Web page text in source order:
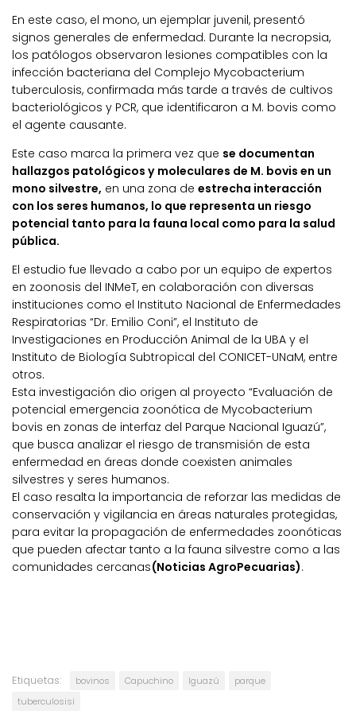
En este caso, el mono, un ejemplar juvenil, presentó
signos generales de enfermedad. Durante la necropsia,
los patólogos observaron lesiones compatibles con la
infección bacteriana del Complejo Mycobacterium
tuberculosis, confirmada más tarde a través de cultivos
bacteriológicos y PCR, que identificaron a M. bovis como
el agente causante.
Este caso marca la primera vez que se documentan
hallazgos patológicos y moleculares de M. bovis en un
mono silvestre, en una zona de estrecha interacción
con los seres humanos, lo que representa un riesgo
potencial tanto para la fauna local como para la salud
pública.
El estudio fue llevado a cabo por un equipo de expertos
en zoonosis del INMeT, en colaboración con diversas
instituciones como el Instituto Nacional de Enfermedades
Respiratorias “Dr. Emilio Coni”, el Instituto de
Investigaciones en Producción Animal de la UBA y el
Instituto de Biología Subtropical del CONICET-UNaM, entre
otros.
Esta investigación dio origen al proyecto “Evaluación de
potencial emergencia zoonótica de Mycobacterium
bovis en zonas de interfaz del Parque Nacional Iguazú”,
que busca analizar el riesgo de transmisión de esta
enfermedad en áreas donde coexisten animales
silvestres y seres humanos.
El caso resalta la importancia de reforzar las medidas de
conservación y vigilancia en áreas naturales protegidas,
para evitar la propagación de enfermedades zoonóticas
que pueden afectar tanto a la fauna silvestre como a las
comunidades cercanas(Noticias AgroPecuarias).
Etiquetas: bovinos Capuchino Iguazú
parque
tuberculosisi